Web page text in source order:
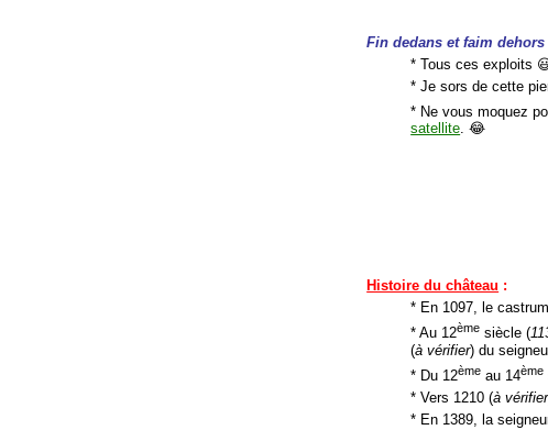
Findedans et faim dehors
* Tous ces exploits
* Je sors de cette
* Ne vous moquez
satellite. 😂
Histoire du château :
* En 1097, le
* Au 12ème siècle (
(à vérifier) du
* Du 12ème au 14ème
* Vers 1210 (à vérifier
* En 1389, la